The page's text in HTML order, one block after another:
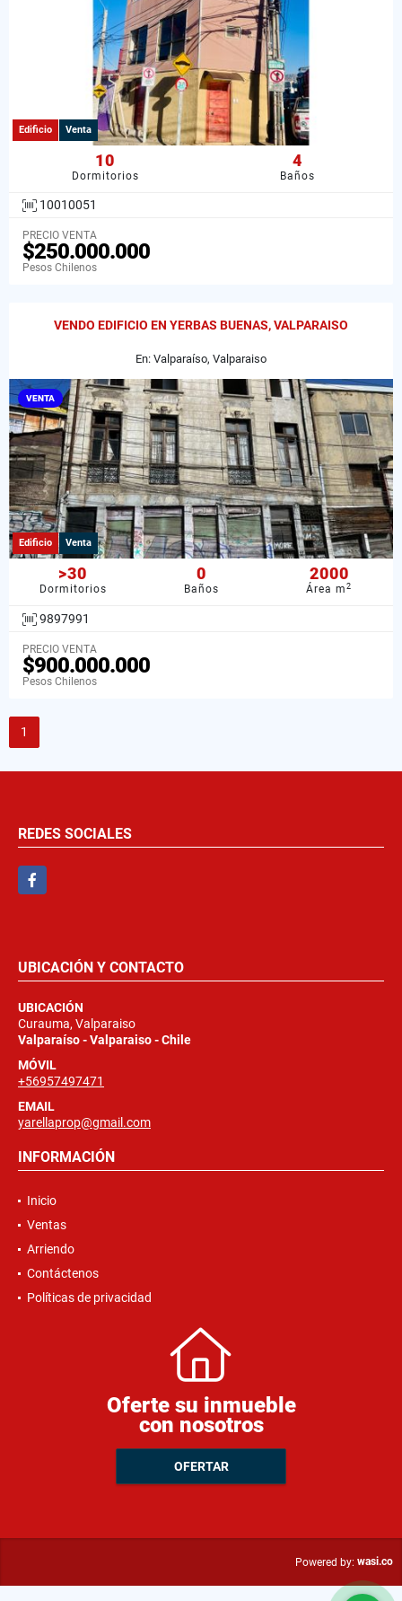
Edificio Venta
10
Dormitorios
4
Baños
10010051
PRECIO VENTA
$250.000.000
Pesos Chilenos
VENDO EDIFICIO EN YERBAS BUENAS, VALPARAISO
En: Valparaíso, Valparaiso
VENTA
Edificio Venta
>30
Dormitorios
0
Baños
2000
Área m2
9897991
PRECIO VENTA
$900.000.000
Pesos Chilenos
1
REDES SOCIALES
Facebook
UBICACIÓN Y CONTACTO
UBICACIÓN
Curauma, Valparaiso
Valparaíso - Valparaiso - Chile
MÓVIL
+56957497471
EMAIL
yarellaprop@gmail.com
INFORMACIÓN
Inicio
Ventas
Arriendo
Contáctenos
Políticas de privacidad
Oferte su inmueble
con nosotros
OFERTAR
Powered by: wasi.co